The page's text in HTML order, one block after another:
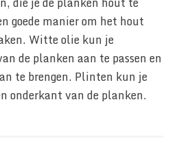
goede manier om het hout
Witte olie kun je
de planken aan te passen en
te brengen. Plinten kun je
onderkant van de planken.